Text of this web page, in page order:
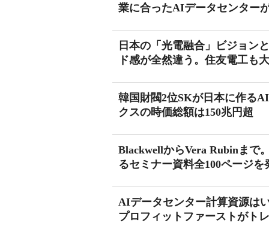
業に合ったAIデータセンター
日本の「光電融合」ビジョン
ド感が全然違う。住友電工も
韓国財閥2位SKが日本に作る
クスの時価総額は150兆円超
BlackwellからVera Rubinまで
るセミナー資料全100ページ
AIデータセンター計算資源は
プロフィットファーストがト